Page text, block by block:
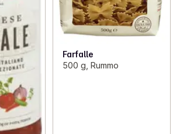
Farfalle
500 g, Rummo